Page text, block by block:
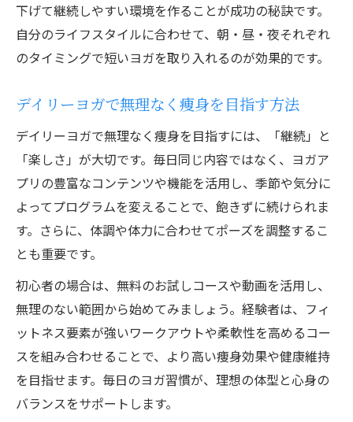
下げて継続しやすい環境を作ることが成功の秘訣です。
自分のライフスタイルに合わせて、朝・昼・夜それぞれ
のタイミングで短いヨガを取り入れるのが効果的です。
デイリーヨガで無理なく痩身を目指す方法
デイリーヨガで無理なく痩身を目指すには、「継続」と
「楽しさ」が大切です。毎日同じ内容ではなく、ヨガア
プリの豊富なコンテンツや機能を活用し、季節や気分に
よってプログラムを変えることで、飽きずに続けられま
す。さらに、体調や体力に合わせてポーズを調整するこ
とも重要です。
初心者の場合は、無料のお試しコースや動画を活用し、
無理のない範囲から始めてみましょう。経験者は、フィ
ットネス要素が強いワークアウトや柔軟性を高めるコー
スを組み合わせることで、より高い痩身効果や健康維持
を目指せます。毎日のヨガ習慣が、理想の体型と心身の
バランスをサポートします。